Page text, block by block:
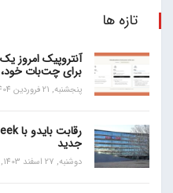
تازه ها
برای چت‌بات خود، Claude، معرفی کرد
پنجشنبه, 21 فروردین 1404, ساعت 14:17
جدید
دوشنبه, 27 اسفند 1403, ساعت 18:07